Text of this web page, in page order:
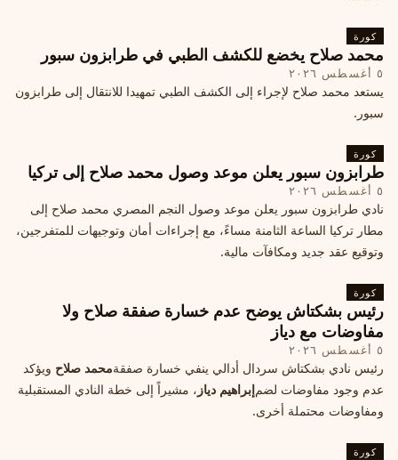
كورة
محمد صلاح يخضع للكشف الطبي في طرابزون سبور
٥ أغسطس ٢٠٢٦
يستعد محمد صلاح لإجراء إلى الكشف الطبي تمهيدا للانتقال إلى طرابزون
سبور.
كورة
طرابزون سبور يعلن موعد وصول محمد صلاح إلى تركيا
٥ أغسطس ٢٠٢٦
نادي طرابزون سبور يعلن موعد وصول النجم المصري محمد صلاح إلى
مطار تركيا الساعة الثامنة مساءً، مع إجراءات أمان وتوجيهات للمتفرجين،
وتوقيع عقد جديد ومكافآت مالية.
كورة
رئيس بشكتاش يوضح عدم خسارة صفقة صلاح ولا
مفاوضات مع دياز
٥ أغسطس ٢٠٢٦
رئيس نادي بشكتاش سردال أدالي ينفي خسارة صفقةمحمد صلاح ويؤكد
عدم وجود مفاوضات لضمإبراهيم دياز ، مشيراً إلى خطة النادي المستقبلية
ومفاوضات محتملة أخرى.
كورة